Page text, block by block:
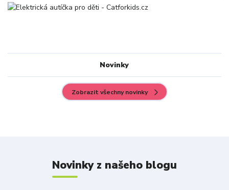
Novinky
Zobrazit všechny novinky
Novinky z našeho blogu